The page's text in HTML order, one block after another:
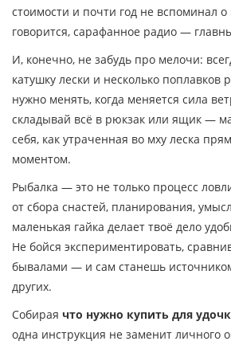
стоимости и почти год не вспоминал о
говорится, сарафанное радио —
И, конечно, не забудь про мелочи:
катушку лески и несколько поплавков
нужно менять, когда меняется сила
складывай всё в рюкзак или ящик —
себя, как утраченная во мху леска
моментом.
Рыбалка — это не только процесс
от сбора снастей, планирования,
маленькая гайка делает твоё дело
Не бойся экспериментировать,
бывалами — и сам станешь
других.
Собирая что нужно купить для
одна инструкция не заменит личного